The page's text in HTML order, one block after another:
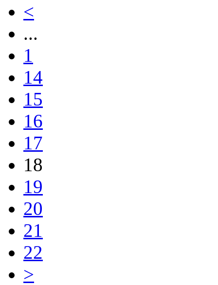
<
...
1
14
15
16
17
18
19
20
21
22
>